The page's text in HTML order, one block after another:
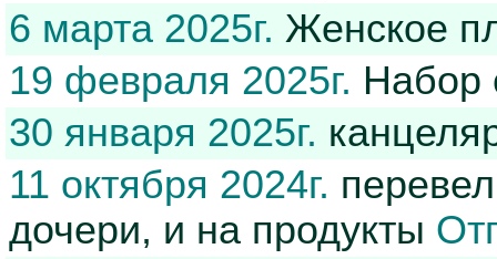
6 марта 2025г. Женское
19 февраля 2025г. Набор
30 января 2025г.
11 октября 2024г.
дочери, и на продукты